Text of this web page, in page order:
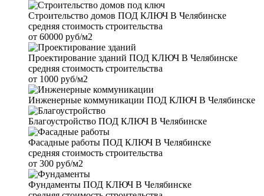
Строительство домов ПОД КЛЮЧ В Челябинске
средняя стоимость строительства
от 60000 руб/м2
Проектирование зданий ПОД КЛЮЧ В Челябинске
средняя стоимость строительства
от 1000 руб/м2
Инженерные коммуникации ПОД КЛЮЧ В Челябинске
Благоустройство ПОД КЛЮЧ В Челябинске
Фасадные работы ПОД КЛЮЧ В Челябинске
средняя стоимость строительства
от 300 руб/м2
Фундаменты ПОД КЛЮЧ В Челябинске